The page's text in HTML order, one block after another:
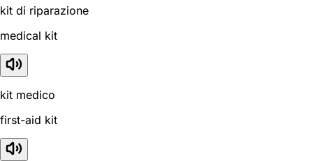
kit di riparazione
medical kit
kit medico
first-aid kit